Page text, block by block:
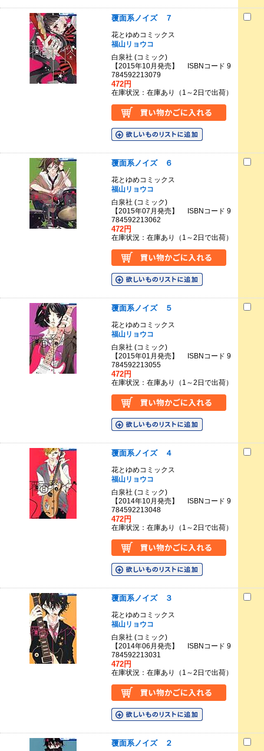
覆面系ノイズ ７
花とゆめコミックス
福山リョウコ
白泉社 (コミック)
【2015年10月発売】 ISBNコード 9
784592213079
472円
在庫状況：在庫あり（1～2日で出荷）
覆面系ノイズ ６
花とゆめコミックス
福山リョウコ
白泉社 (コミック)
【2015年07月発売】 ISBNコード 9
784592213062
472円
在庫状況：在庫あり（1～2日で出荷）
覆面系ノイズ ５
花とゆめコミックス
福山リョウコ
白泉社 (コミック)
【2015年01月発売】 ISBNコード 9
784592213055
472円
在庫状況：在庫あり（1～2日で出荷）
覆面系ノイズ ４
花とゆめコミックス
福山リョウコ
白泉社 (コミック)
【2014年10月発売】 ISBNコード 9
784592213048
472円
在庫状況：在庫あり（1～2日で出荷）
覆面系ノイズ ３
花とゆめコミックス
福山リョウコ
白泉社 (コミック)
【2014年06月発売】 ISBNコード 9
784592213031
472円
在庫状況：在庫あり（1～2日で出荷）
覆面系ノイズ ２